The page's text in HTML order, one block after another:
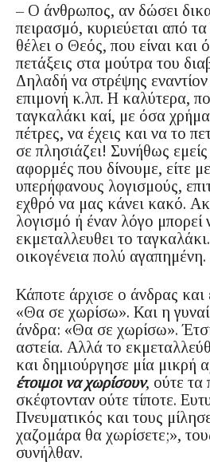
– Ο άνθρωπος, αν δώσει
πειρασμό, κυριεύεται από
θέλει ο Θεός, που είναι και
πετάξεις στα μούτρα του
Δηλαδή να στρέψης
επιμονή κ.λπ. Η καλύτερα,
ταγκαλάκι καί, με όσα
πέτρες, να έχεις και να το
σε πλησιάζει! Συνήθως
αφορμές που δίνουμε, είτε
υπερήφανους λογισμούς,
εχθρό να μας κάνει κακό.
λογισμό ή έναν λόγο μπορεί
εκμεταλλευθει το
οικογένεια πολύ αγαπημένη.
Κάποτε άρχισε ο άνδρας και
«Θα σε χωρίσω». Και η
άνδρα: «Θα σε χωρίσω».
αστεία. Αλλά το
και δημιούργησε μία μικρή α
έτοιμοι να χωρίσουν, ούτε τα
σκέφτονταν ούτε τίποτε.
Πνευματικός και τους
χαζομάρα θα χωρίσετε;»,
συνήλθαν.